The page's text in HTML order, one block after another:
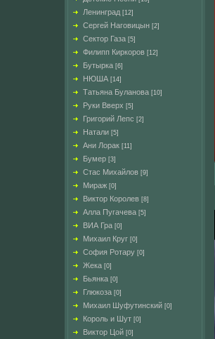
Ленинград [12]
Сергей Наговицын [2]
Сектор Газа [5]
Филипп Киркоров [12]
Бутырка [6]
НЮША [14]
Татьяна Буланова [10]
Руки Вверх [5]
Григорий Лепс [2]
Натали [5]
Ани Лорак [11]
Бумер [3]
Стас Михайлов [9]
Мираж [0]
Виктор Королев [8]
Алла Пугачева [5]
ВИА Гра [0]
Михаил Круг [0]
София Ротару [0]
Жека [0]
Бьянка [0]
Глюкоза [0]
Михаил Шуфутинский [0]
Король и Шут [0]
Виктор Цой [0]